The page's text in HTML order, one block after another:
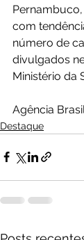
com
número de
divulgados
Ministério da
Agência
Destaque